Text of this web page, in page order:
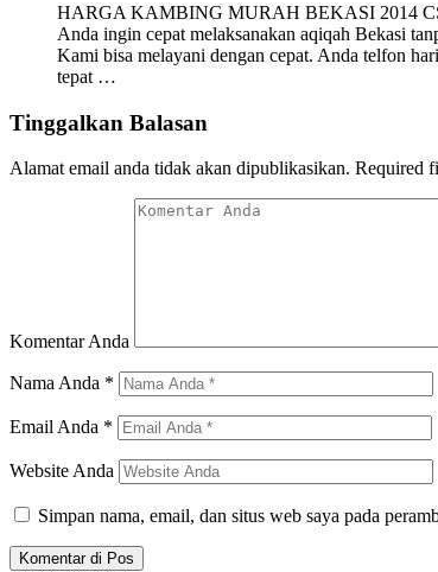
HARGA KAMBING MURAH BEKASI 2014 CS
Anda ingin cepat melaksanakan aqiqah Bekasi
Kami bisa melayani dengan cepat. Anda telfon
tepat …
Tinggalkan Balasan
Alamat email anda tidak akan dipublikasikan. Required
Komentar Anda
Nama Anda *
Email Anda *
Website Anda
Simpan nama, email, dan situs web saya pada